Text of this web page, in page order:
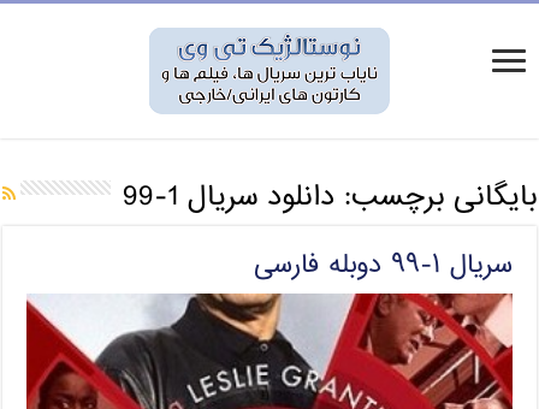
بایگانی برچسب: دانلود سریال 1-99
سریال ۱-۹۹ دوبله فارسی